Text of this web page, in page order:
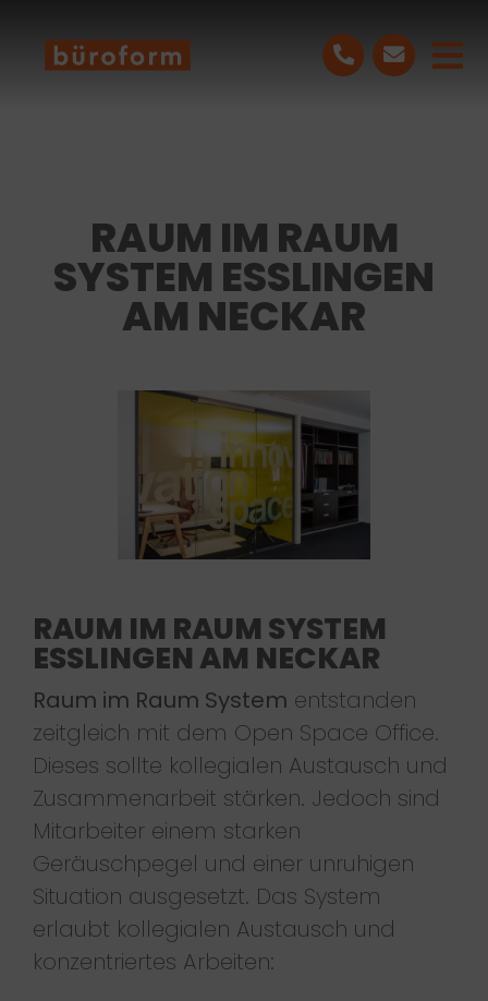
content
ÜBER UNS
BLOG
KONTAKT
RAUM IM RAUM
SYSTEM ESSLINGEN
AM NECKAR
RAUM IM RAUM SYSTEM
ESSLINGEN AM NECKAR
Raum im Raum System entstanden
zeitgleich mit dem Open Space Office.
Dieses sollte kollegialen Austausch und
Zusammenarbeit stärken. Jedoch sind
Mitarbeiter einem starken
Geräuschpegel und einer unruhigen
Situation ausgesetzt. Das System
erlaubt kollegialen Austausch und
konzentriertes Arbeiten: